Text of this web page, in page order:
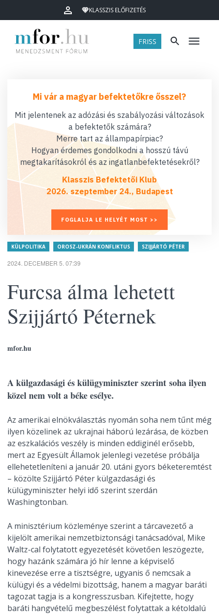
KLASSZIS ELŐFIZETÉS
FRISS Menü
Mi vár a magyar befektetőkre ősszel?
Mit jelentenek az adózási és szabályozási változások
a befektetők számára?
Merre tart az állampapírpiac?
Hogyan érdemes gondolkodni a hosszú távú
megtakarításokról és az ingatlanbefektetésekről?
Klasszis Befektetői Klub
2026. szeptember 24., Budapest
FOGLALJA LE HELYÉT MOST >>
KÜLPOLITIKA OROSZ-UKRÁN KONFLIKTUS SZIJJÁRTÓ PÉTER
2024. DECEMBER 5. 07:39
Furcsa álma lehetett
Szijjártó Péternek
mfor.hu
A külgazdasági és külügyminiszter szerint soha ilyen
közel nem volt a béke esélye.
Az amerikai elnökválasztás nyomán soha nem tűnt még
ilyen közelinek az ukrajnai háború lezárása, de közben
az eszkalációs veszély is minden eddiginél erősebb,
mert az Egyesült Államok jelenlegi vezetése próbálja
ellehetetleníteni a január 20. utáni gyors béketeremtést
– közölte Szijjártó Péter külgazdasági és
külügyminiszter helyi idő szerint szerdán
Washingtonban.
A minisztérium közleménye szerint a tárcavezető a
kijelölt amerikai nemzetbiztonsági tanácsadóval, Mike
Waltz-cal folytatott egyezetését követően leszögezte,
hogy hazánk számára jó hír lenne a képviselő
kinevezése erre a tisztségre, ugyanis ő nemcsak a
külügyi és a védelmi bizottság, hanem a magyar baráti
tagozat tagja is a kongresszusban. Kifejtette, hogy
baráti hangvételű megbeszélést folytattak a kétoldalú